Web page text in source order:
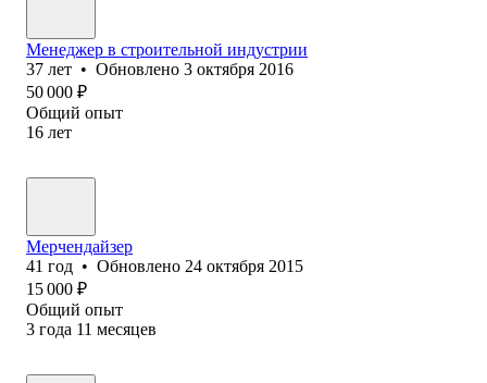
Менеджер в строительной индустрии
37 лет • Обновлено 3 октября 2016
50 000 ₽
Общий опыт
16 лет
Мерчендайзер
41 год • Обновлено 24 октября 2015
15 000 ₽
Общий опыт
3 года 11 месяцев